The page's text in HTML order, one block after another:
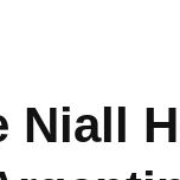
Niall